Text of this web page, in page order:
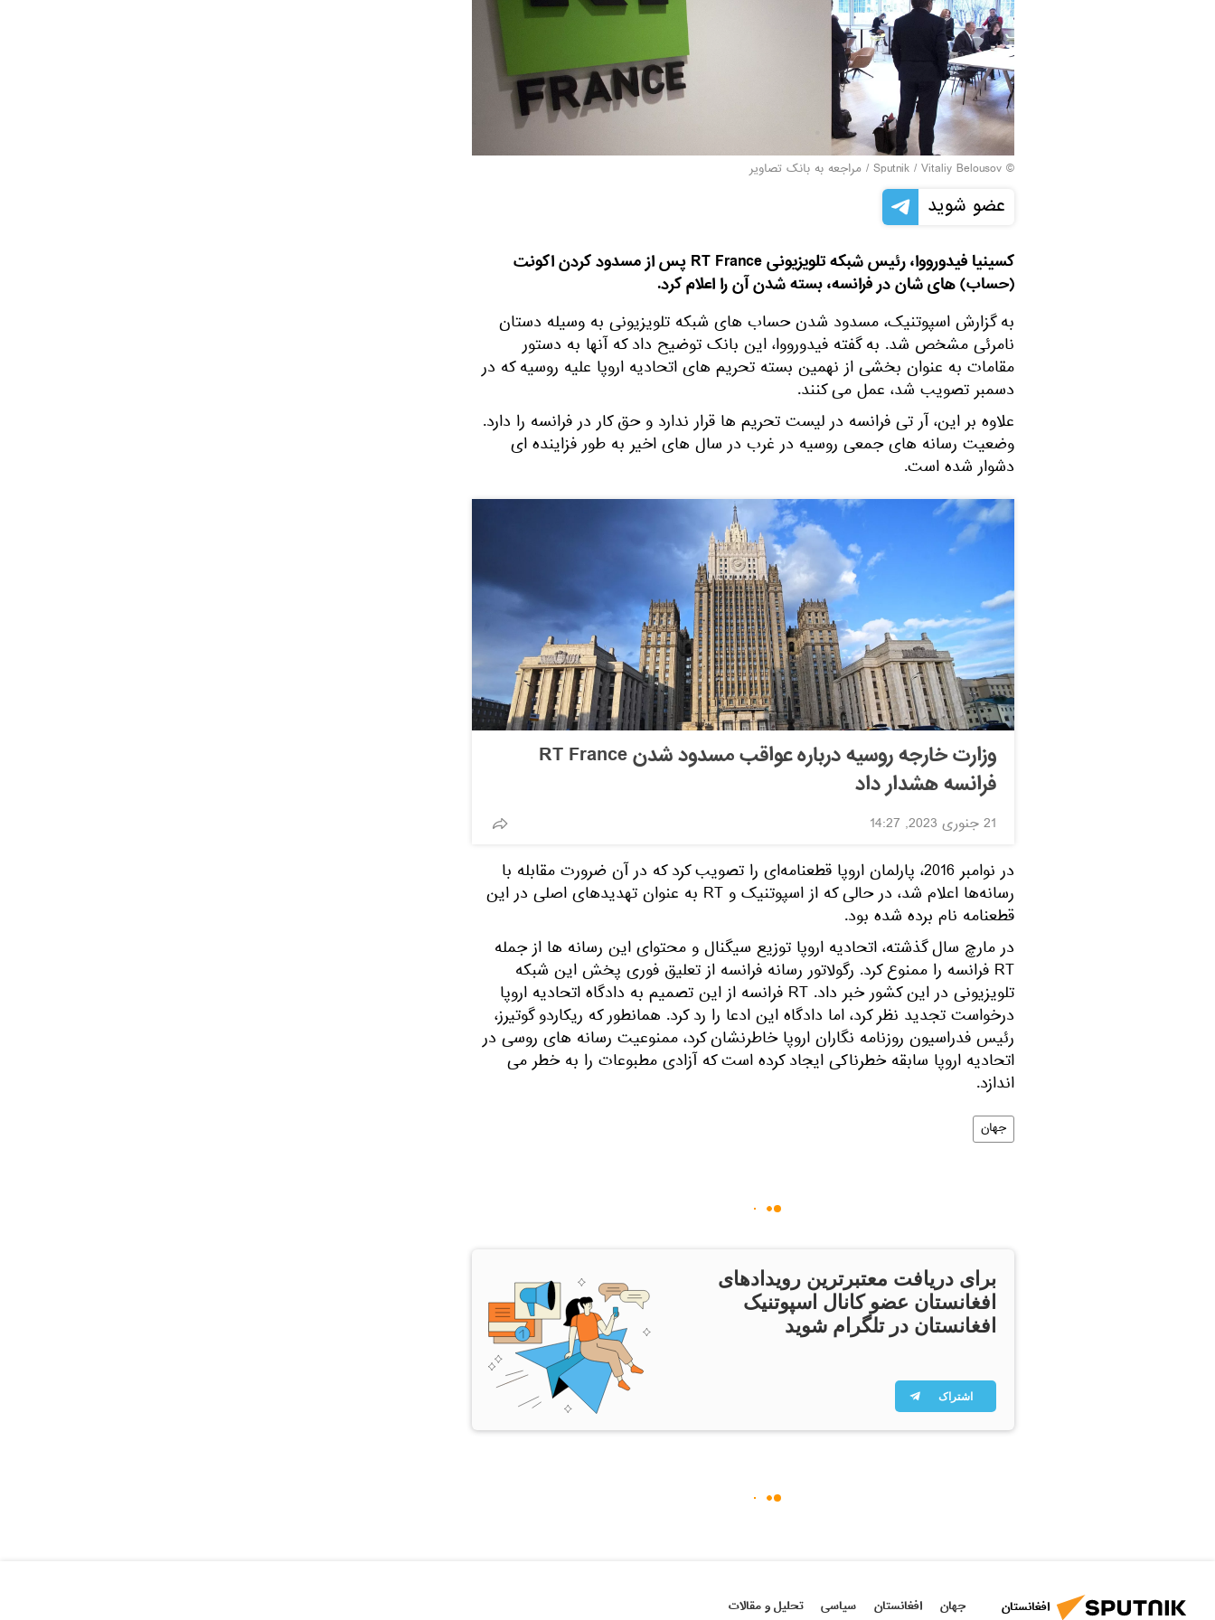
© Sputnik / Vitaliy Belousov
/ مراجعه به بانک تصاویر
عضو شوید
کسینیا فیدورووا، رئیس شبکه تلویزیونی RT France پس از مسدود کردن اکونت
(حساب) های شان در فرانسه، بسته شدن آن را اعلام کرد.
به گزارش اسپوتنیک، مسدود شدن حساب های شبکه تلویزیونی به وسیله دستان
نامرئی مشخص شد. به گفته فیدورووا، این بانک توضیح داد که آنها به دستور
مقامات به عنوان بخشی از نهمین بسته تحریم های اتحادیه اروپا علیه روسیه که در
دسمبر تصویب شد، عمل می کنند.
علاوه بر این، آر تی فرانسه در لیست تحریم ها قرار ندارد و حق کار در فرانسه را دارد.
وضعیت رسانه های جمعی روسیه در غرب در سال های اخیر به طور فزاینده ای
دشوار شده است.
وزارت خارجه روسیه درباره عواقب مسدود شدن RT France
فرانسه هشدار داد
21 جنوری 2023, 14:27
در نوامبر 2016، پارلمان اروپا قطعنامه‌ای را تصویب کرد که در آن ضرورت مقابله با
رسانه‌ها اعلام شد، در حالی که از اسپوتنیک و RT به عنوان تهدیدهای اصلی در این
قطعنامه‌ نام برده شده بود.
در مارچ سال گذشته، اتحادیه اروپا توزیع سیگنال و محتوای این رسانه ها از جمله
RT فرانسه را ممنوع کرد. رگولاتور رسانه فرانسه از تعلیق فوری پخش این شبکه
تلویزیونی در این کشور خبر داد. RT فرانسه از این تصمیم به دادگاه اتحادیه اروپا
درخواست تجدید نظر کرد، اما دادگاه این ادعا را رد کرد. همانطور که ریکاردو گوتیرز،
رئیس فدراسیون روزنامه نگاران اروپا خاطرنشان کرد، ممنوعیت رسانه های روسی در
اتحادیه اروپا سابقه خطرناکی ایجاد کرده است که آزادی مطبوعات را به خطر می
اندازد.
جهان
برای دریافت معتبرترین رویدادهای
افغانستان عضو کانال اسپوتنیک
افغانستان در تلگرام شوید
اشتراک
افغانستان جهان افغانستان سیاسی تحلیل و مقالات